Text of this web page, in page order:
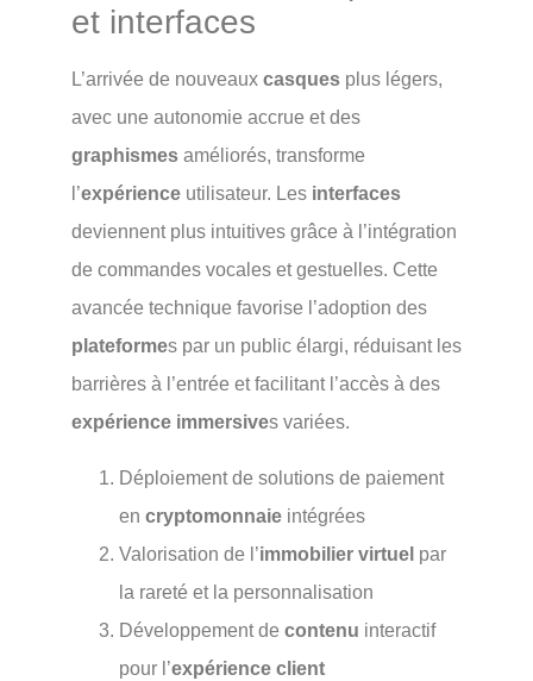
et interfaces
L’arrivée de nouveaux casques plus légers,
avec une autonomie accrue et des
graphismes améliorés, transforme
l’expérience utilisateur. Les interfaces
deviennent plus intuitives grâce à l’intégration
de commandes vocales et gestuelles. Cette
avancée technique favorise l’adoption des
plateformes par un public élargi, réduisant les
barrières à l’entrée et facilitant l’accès à des
expérience immersives variées.
Déploiement de solutions de paiement
en cryptomonnaie intégrées
Valorisation de l’immobilier virtuel par
la rareté et la personnalisation
Développement de contenu interactif
pour l’expérience client